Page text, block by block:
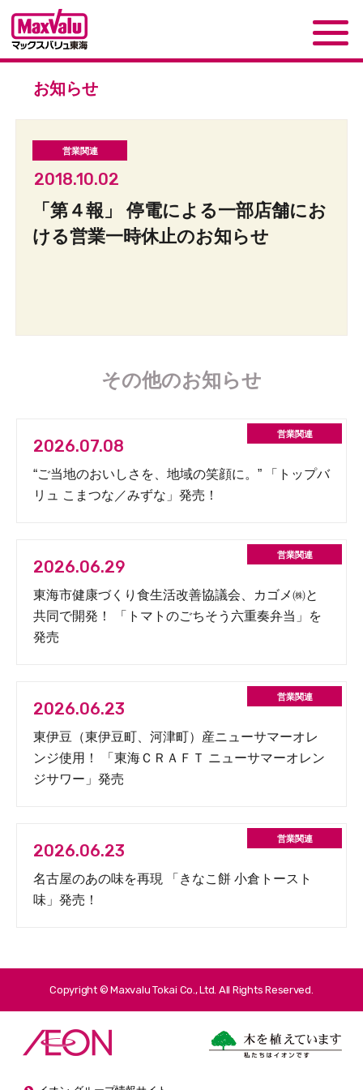
お知らせ
2018.10.02
「第４報」 停電による一部店舗にお
ける営業一時休止のお知らせ
その他のお知らせ
2026.07.08
“ご当地のおいしさを、地域の笑顔に。” 「トップバ
リュ こまつな／みずな」発売！
2026.06.29
東海市健康づくり食生活改善協議会、カゴメ㈱と
共同で開発！ 「トマトのごちそう六重奏弁当」を
発売
2026.06.23
東伊豆（東伊豆町、河津町）産ニューサマーオレ
ンジ使用！ 「東海ＣＲＡＦＴ ニューサマーオレン
ジサワー」発売
2026.06.23
名古屋のあの味を再現 「きなこ餅 小倉トースト
味」発売！
Copyright © Maxvalu Tokai Co., Ltd. All Rights Reserved.